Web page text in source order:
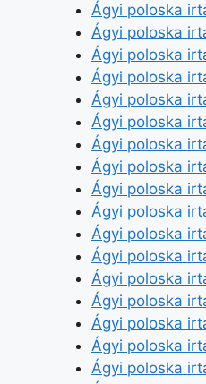
Ágyi poloska
Ágyi poloska
Ágyi poloska
Ágyi poloska
Ágyi poloska
Ágyi poloska
Ágyi poloska
Ágyi poloska
Ágyi poloska
Ágyi poloska
Ágyi poloska
Ágyi poloska
Ágyi poloska
Ágyi poloska
Ágyi poloska
Ágyi poloska
Ágyi poloska